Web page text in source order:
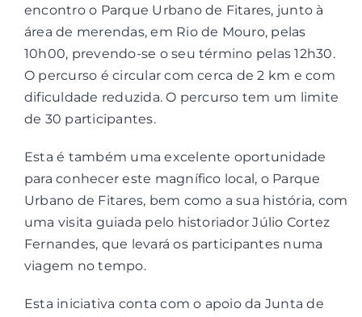
encontro o Parque Urbano de Fitares, junto à
área de merendas, em Rio de Mouro, pelas
10h00, prevendo-se o seu término pelas 12h30.
O percurso é circular com cerca de 2 km e com
dificuldade reduzida. O percurso tem um limite
de 30 participantes.
Esta é também uma excelente oportunidade
para conhecer este magnífico local, o Parque
Urbano de Fitares, bem como a sua história, com
uma visita guiada pelo historiador Júlio Cortez
Fernandes, que levará os participantes numa
viagem no tempo.
Esta iniciativa conta com o apoio da Junta de